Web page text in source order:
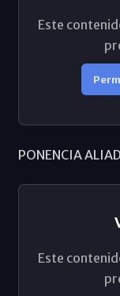
Este
PONENCIA
Este